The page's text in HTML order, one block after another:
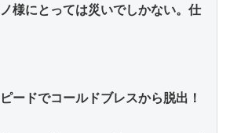
ノ様にとっては災いでしかない。仕
ードでコールドブレスから脱出！